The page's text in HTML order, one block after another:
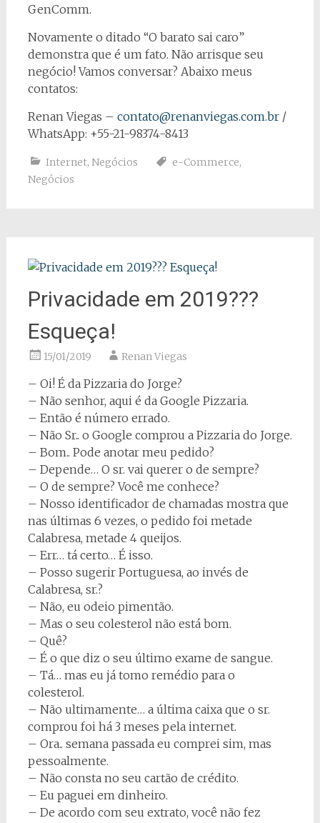
GenComm.
Novamente o ditado “O barato sai caro”
demonstra que é um fato. Não arrisque seu
negócio! Vamos conversar? Abaixo meus
contatos:
Renan Viegas – contato@renanviegas.com.br/
WhatsApp: +55-21-98374-8413
Internet, Negócios e-Commerce,
Negócios
Privacidade em 2019???
Esqueça!
15/01/2019 Renan Viegas
– Oi! É da Pizzaria do Jorge?
– Não senhor, aqui é da Google Pizzaria.
– Então é número errado.
– Não Sr.. o Google comprou a Pizzaria do Jorge.
– Bom.. Pode anotar meu pedido?
– Depende… O sr. vai querer o de sempre?
– O de sempre? Você me conhece?
– Nosso identificador de chamadas mostra que
nas últimas 6 vezes, o pedido foi metade
Calabresa, metade 4 queijos.
– Err… tá certo… É isso.
– Posso sugerir Portuguesa, ao invés de
Calabresa, sr.?
– Não, eu odeio pimentão.
– Mas o seu colesterol não está bom.
– Quê?
– É o que diz o seu último exame de sangue.
– Tá… mas eu já tomo remédio para o
colesterol.
– Não ultimamente… a última caixa que o sr.
comprou foi há 3 meses pela internet.
– Ora.. semana passada eu comprei sim, mas
pessoalmente.
– Não consta no seu cartão de crédito.
– Eu paguei em dinheiro.
– De acordo com seu extrato, você não fez